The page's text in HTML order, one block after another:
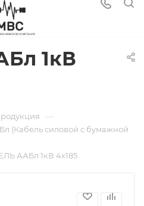
1кВ
—
(Кабель силовой с бумажной
ААБл 1кВ 4х185